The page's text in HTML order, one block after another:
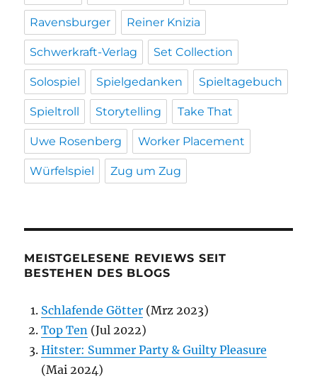
Ravensburger Reiner Knizia
Schwerkraft-Verlag Set Collection
Solospiel Spielgedanken Spieltagebuch
Spieltroll Storytelling Take That
Uwe Rosenberg Worker Placement
Würfelspiel Zug um Zug
MEISTGELESENE REVIEWS SEIT
BESTEHEN DES BLOGS
Schlafende Götter (Mrz 2023)
Top Ten (Jul 2022)
Hitster: Summer Party & Guilty Pleasure
(Mai 2024)